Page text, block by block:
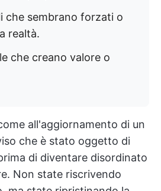
che sembrano forzati o
realtà.
che creano valore o
all'aggiornamento di un
che è stato oggetto di
di diventare disordinato
Non state riscrivendo